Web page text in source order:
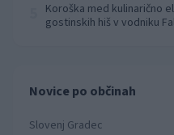
Koroška med kulinarično
gostinskih hiš v vodniku
Novice po občinah
Slovenj Gradec